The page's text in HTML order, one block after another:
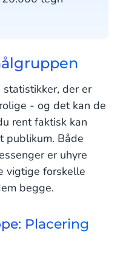
der er
- og det kan de
rent faktisk kan
publikum. Både
er uhyre
vigtige forskelle
begge.
Placering